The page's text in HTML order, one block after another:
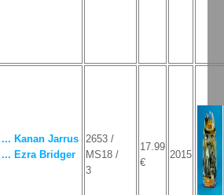
... Kanan Jarrus
... Ezra Bridger
2653 /
MS18 /
3
17.99
€
2015